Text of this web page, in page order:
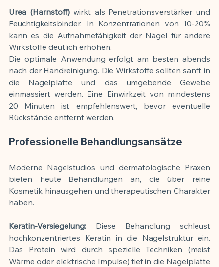
Urea (Harnstoff) wirkt als Penetrationsverstärker und
Feuchtigkeitsbinder. In Konzentrationen von 10-20%
kann es die Aufnahmefähigkeit der Nägel für andere
Wirkstoffe deutlich erhöhen.
Die optimale Anwendung erfolgt am besten abends
nach der Handreinigung. Die Wirkstoffe sollten sanft in
die Nagelplatte und das umgebende Gewebe
einmassiert werden. Eine Einwirkzeit von mindestens
20 Minuten ist empfehlenswert, bevor eventuelle
Rückstände entfernt werden.
Professionelle Behandlungsansätze
Moderne Nagelstudios und dermatologische Praxen
bieten heute Behandlungen an, die über reine
Kosmetik hinausgehen und therapeutischen Charakter
haben.
Keratin-Versiegelung: Diese Behandlung schleust
hochkonzentriertes Keratin in die Nagelstruktur ein.
Das Protein wird durch spezielle Techniken (meist
Wärme oder elektrische Impulse) tief in die Nagelplatte